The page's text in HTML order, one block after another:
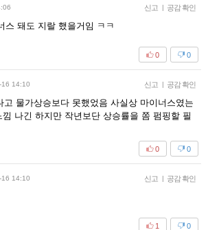
신고 | 공감 확인
스 돼도 지랄 했을거임 ㅋㅋ
0
0
16 14:10 신고 | 공감 확인
고 물가상승보다 못했었음 사실상 마이너스였는
나긴 하지만 작년보단 상승률을 쫌 펌핑할 필
0
0
16 14:10 신고 | 공감 확인
0
1